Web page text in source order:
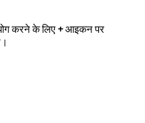
करने के लिए+आइकन पर